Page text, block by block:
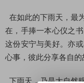
在如此的下雨天，最
在，手捧一本心仪之
这份安宁与美好。亦
心事，彼此分享各自的
下雨天，乃是大自然